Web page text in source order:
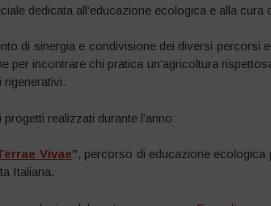
dedicata all’educazione ecologica e alla cura
di sinergia e condivisione dei diversi percorsi
per incontrare chi pratica un’agricoltura
realizzati durante l’anno:
Vivae”, percorso di educazione
Italiana.